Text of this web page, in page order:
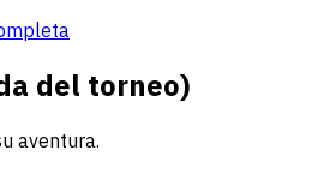
del torneo)
aventura.